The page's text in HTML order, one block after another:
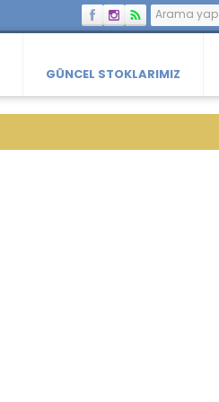
GÜNCEL STOKLARIMIZ